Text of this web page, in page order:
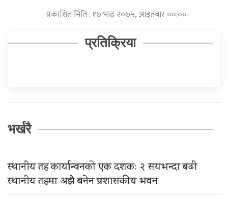
प्रकाशित मिति : १७ भाद्र २०७५, आइतबार ००:००
प्रतिक्रिया
भर्खरै
स्थानीय तह कार्यान्वनको एक दशकः २ सयभन्दा बढी
स्थानीय तहमा अझै बनेन प्रशासकीय भवन